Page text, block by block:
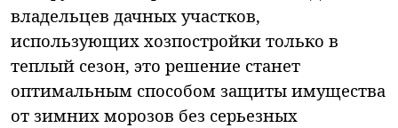
владельцев дачных участков,
использующих хозпостройки только в
теплый сезон, это решение станет
оптимальным способом защиты имущества
от зимних морозов без серьезных